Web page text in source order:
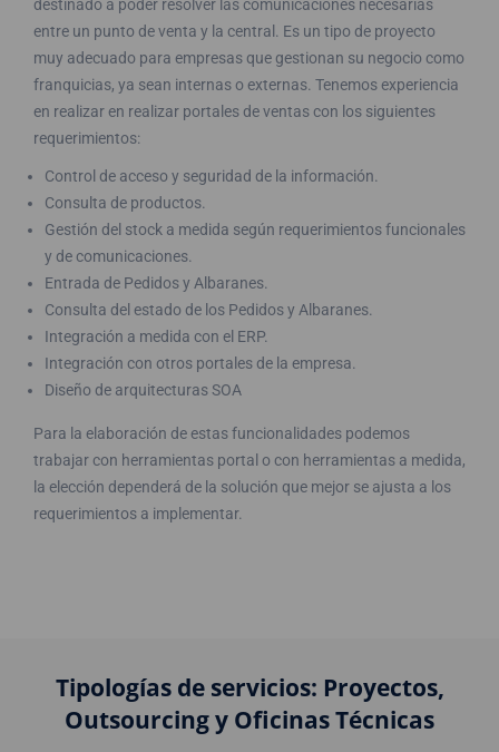
destinado a poder resolver las comunicaciones necesarias
entre un punto de venta y la central. Es un tipo de proyecto
muy adecuado para empresas que gestionan su negocio como
franquicias, ya sean internas o externas. Tenemos experiencia
en realizar en realizar portales de ventas con los siguientes
requerimientos:
Control de acceso y seguridad de la información.
Consulta de productos.
Gestión del stock a medida según requerimientos funcionales
y de comunicaciones.
Entrada de Pedidos y Albaranes.
Consulta del estado de los Pedidos y Albaranes.
Integración a medida con el ERP.
Integración con otros portales de la empresa.
Diseño de arquitecturas SOA
Para la elaboración de estas funcionalidades podemos
trabajar con herramientas portal o con herramientas a medida,
la elección dependerá de la solución que mejor se ajusta a los
requerimientos a implementar.
Tipologías de servicios: Proyectos,
Outsourcing y Oficinas Técnicas